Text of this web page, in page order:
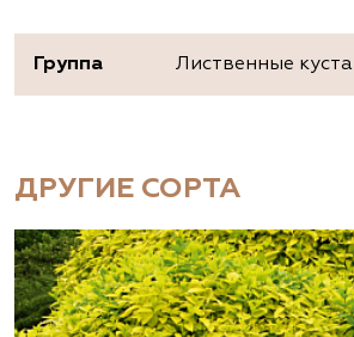
Группа Лиственные
ДРУГИЕ СОРТА